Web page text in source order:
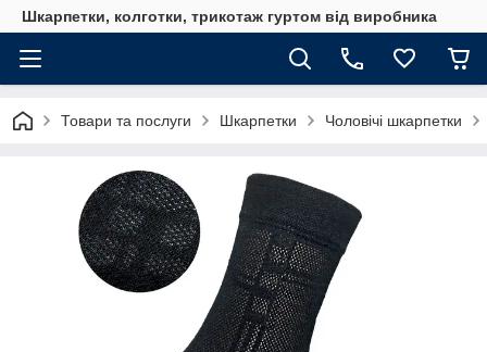
Шкарпетки, колготки, трикотаж гуртом від виробника
Товари та послуги Шкарпетки Чоловічі шкарпетки